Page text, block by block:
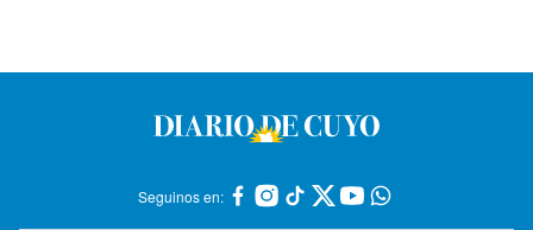
Seguinos en: